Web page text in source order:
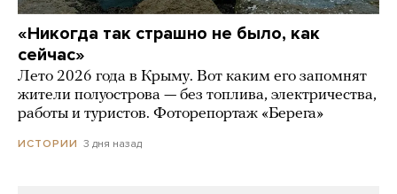
«Никогда так страшно не было, как
сейчас»
Лето 2026 года в Крыму. Вот каким его запомнят
жители полуострова — без топлива, электричества,
работы и туристов. Фоторепортаж «Берега»
ИСТОРИИ 3 дня назад